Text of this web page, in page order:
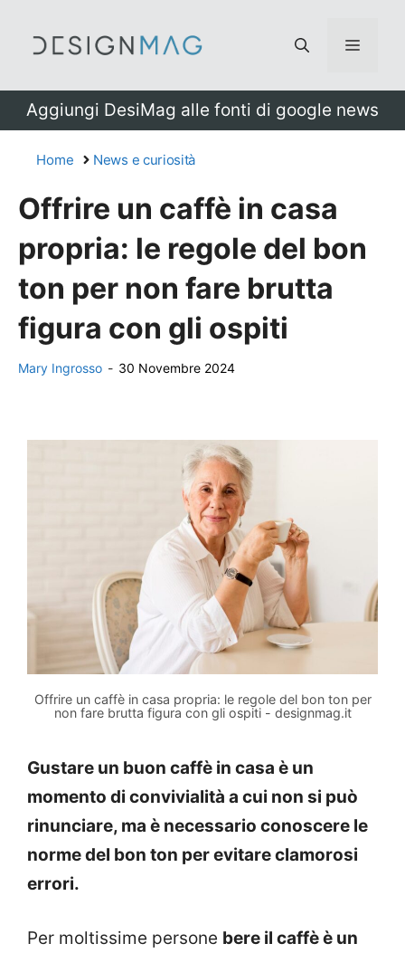
Menu
Aggiungi DesiMag alle fonti di google news
Home News e curiosità
Offrire un caffè in casa
propria: le regole del bon
ton per non fare brutta
figura con gli ospiti
Mary Ingrosso - 30 Novembre 2024
Offrire un caffè in casa propria: le regole del bon ton per
non fare brutta figura con gli ospiti - designmag.it
Gustare un buon caffè in casa è un
momento di convivialità a cui non si può
rinunciare, ma è necessario conoscere le
norme del bon ton per evitare clamorosi
errori.
Per moltissime persone bere il caffè è un